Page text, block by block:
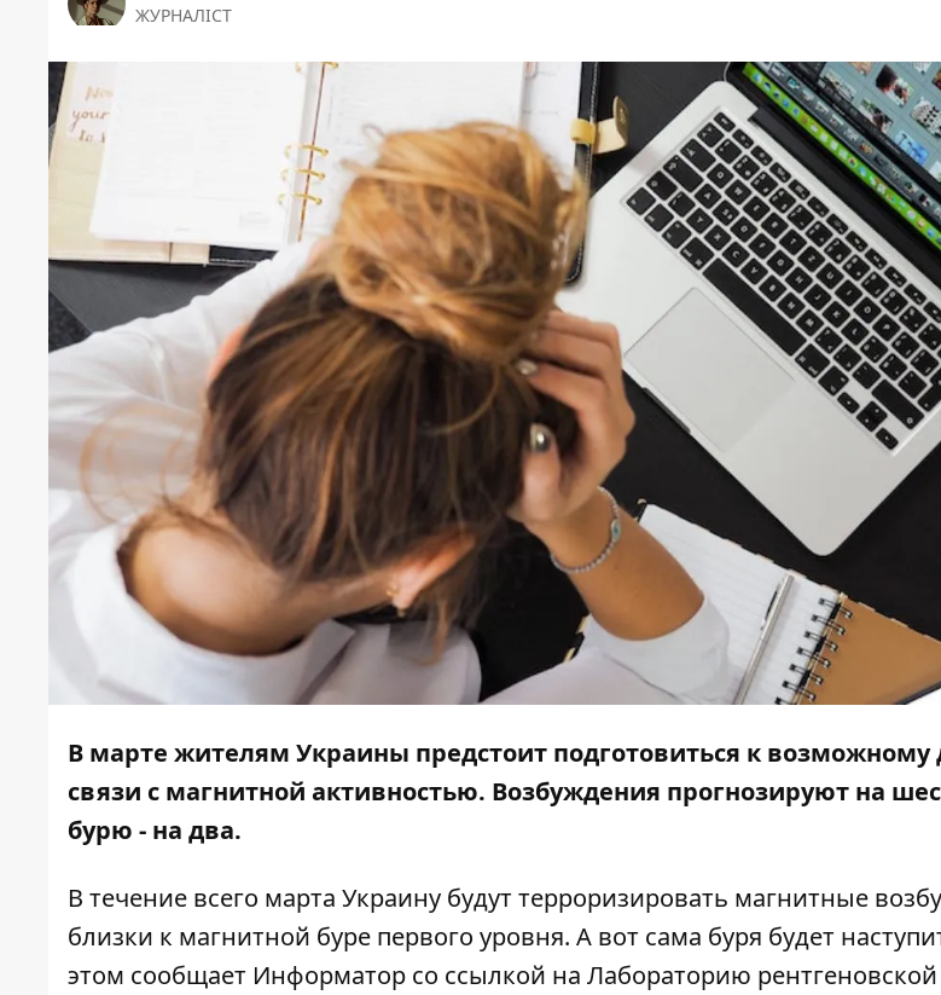
ЖУРНАЛІСТ
В марте жителям Украины предстоит подготовиться к возможному
связи с магнитной активностью. Возбуждения прогнозируют на
бурю - на два.
В течение всего марта Украину будут терроризировать магнитные
близки к магнитной буре первого уровня. А вот сама буря будет
этом сообщает Информатор со ссылкой на Лабораторию